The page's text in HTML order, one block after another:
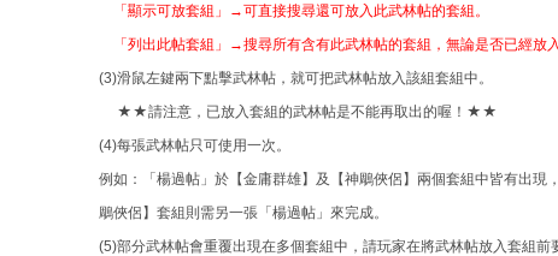
「顯示可放套組」→可直接搜尋還可放入此武林帖的套組。
「列出此帖套組」→搜尋所有含有此武林帖的套組，無論是否已經放入
(3)滑鼠左鍵兩下點擊武林帖，就可把武林帖放入該組套組中。
★★請注意，已放入套組的武林帖是不能再取出的喔！★★
(4)每張武林帖只可使用一次。
例如：「楊過帖」於【金庸群雄】及【神鵰俠侶】兩個套組中皆有出
鵰俠侶】套組則需另一張「楊過帖」來完成。
(5)部分武林帖會重覆出現在多個套組中，請玩家在將武林帖放入套組前